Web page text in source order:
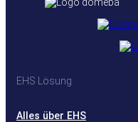
EHS Lösung
Alles über EHS